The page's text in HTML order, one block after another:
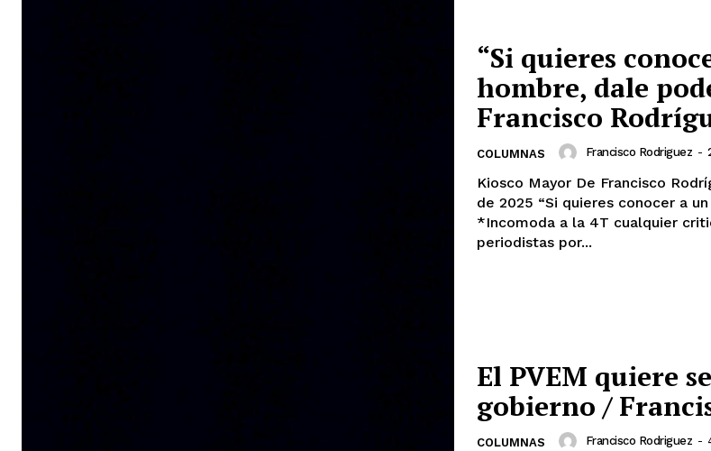
“Si quieres
hombre, dale
Francisco
COLUMNAS Francisco Rodriguez -
Kiosco Mayor De Francisco Rodríguez Viernes 27 de junio
de 2025 “Si quieres conocer a un hombre, dale poder”
*Incomoda a la 4T cualquier critica
periodistas por...
El PVEM quiere
gobierno /
COLUMNAS Francisco Rodriguez -